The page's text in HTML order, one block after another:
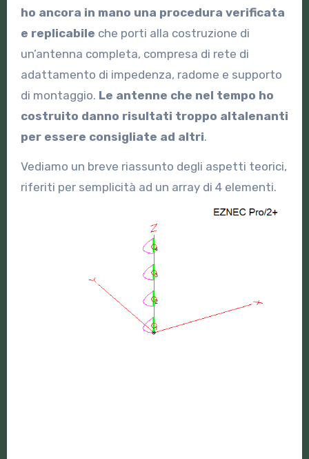
ho ancora in mano una procedura verificata
e replicabile che porti alla costruzione di
un’antenna completa, compresa di rete di
adattamento di impedenza, radome e supporto
di montaggio. Le antenne che nel tempo ho
costruito danno risultati troppo altalenanti
per essere consigliate ad altri.
Vediamo un breve riassunto degli aspetti teorici,
riferiti per semplicità ad un array di 4 elementi.